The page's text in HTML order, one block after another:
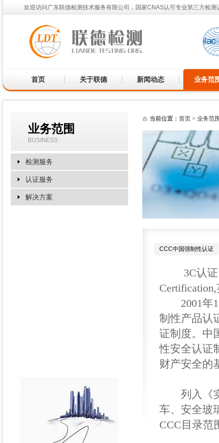
欢迎访问广东联德检测技术服务有限公司，国家CNAS认可专业第三方检测
首页 关于联德 新闻动态 业务范
业务范围
BUSINESS
检测服务
认证服务
解决方案
当前位置： 首页> 业务范
CCC中国强制性认证
3C认证，
2001年12
制性产品认
证制度。中
性安全认证
财产安全的
列入《实
车、安全玻
CCC目录范